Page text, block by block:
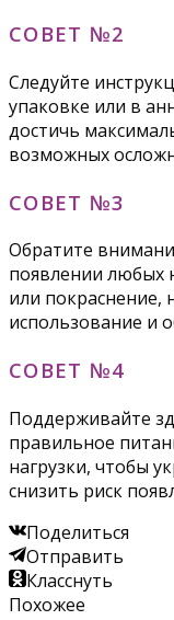
СОВЕТ №2
Следуйте
упаковке или в
достичь
возможных
СОВЕТ №3
Обратите
появлении любых
или покраснение,
использование и
СОВЕТ №4
Поддерживайте
правильное
нагрузки, чтобы
снизить риск
Поделиться
Отправить
Класснуть
Похожее